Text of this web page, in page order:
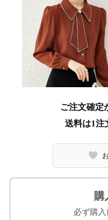
ご注文確定
送料は1注
購
必ず購入